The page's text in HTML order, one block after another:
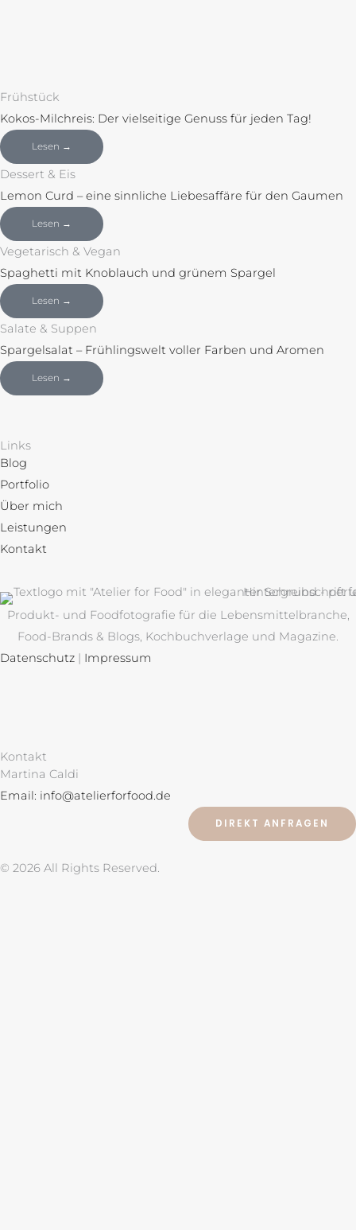
Frühstück
Kokos-Milchreis: Der vielseitige Genuss für jeden Tag!
Lesen →
Dessert & Eis
Lemon Curd – eine sinnliche Liebesaffäre für den Gaumen
Lesen →
Vegetarisch & Vegan
Spaghetti mit Knoblauch und grünem Spargel
Lesen →
Salate & Suppen
Spargelsalat – Frühlingswelt voller Farben und Aromen
Lesen →
Links
Blog
Portfolio
Über mich
Leistungen
Kontakt
Produkt- und Foodfotografie für die Lebensmittelbranche,
Food-Brands & Blogs, Kochbuchverlage und Magazine.
Datenschutz | Impressum
n
s
a
n
t
e
Kontakt
Martina Caldi
Email: info@atelierforfood.de
DIREKT ANFRAGEN
© 2026 All Rights Reserved.